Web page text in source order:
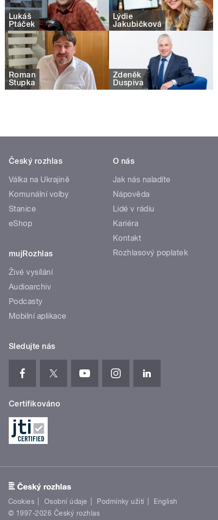
Lukáš
Ptáček
Lýdie
Jakubičková
Roman
Stupka
Zdeněk
Duspiva
Český rozhlas
Válka na Ukrajině
Komunální volby
Stanice
eShop
mujRozhlas
Živé vysílání
Audioarchiv
Podcasty
Mobilní aplikace
O nás
Jak nás naladíte
Nápověda
Lidé v rádiu
Kariéra
Kontakt
Rozhlasový poplatek
Sledujte nás
Certifikováno
Cookies Osobní údaje Podmínky užití
English
© 1997-2026 Český rozhlas